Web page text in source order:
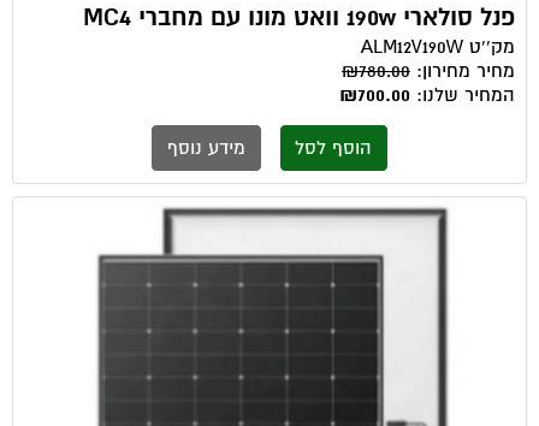
פנל סולארי 190w וואט מונו עם מחברי MC4
מק''ט ALM12V190W
מחיר מחירון: ₪780.00
המחיר שלנו: ₪700.00
הוסף לסל מידע נוסף